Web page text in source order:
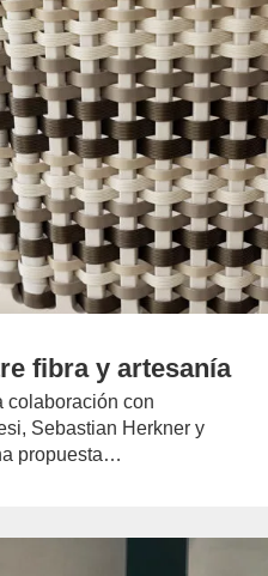
fibra y artesanía
colaboración con
Sebastian Herkner y
propuesta…